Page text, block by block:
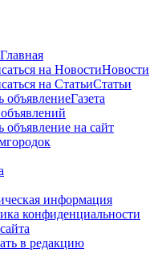
Главная
на НовостиНовости
на СтатьиСтатьи
объявлениеГазета
объявление на сайт
информация
конфиденциальности
в редакцию